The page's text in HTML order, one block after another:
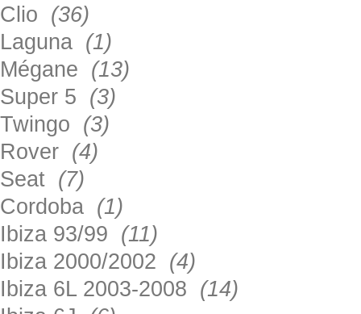
Clio (36)
Laguna (1)
Mégane (13)
Super 5 (3)
Twingo (3)
Rover (4)
Seat (7)
Cordoba (1)
Ibiza 93/99 (11)
Ibiza 2000/2002 (4)
Ibiza 6L 2003-2008 (14)